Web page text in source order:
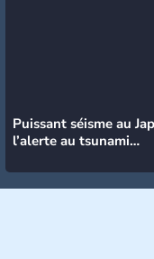
Puissant séisme au
l’alerte au tsunami